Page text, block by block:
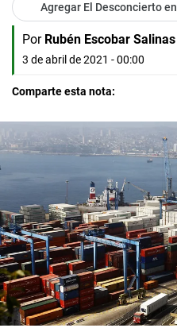
Agregar El Desconcierto en
Por Rubén Escobar Salinas
3 de abril de 2021 - 00:00
Comparte esta nota: